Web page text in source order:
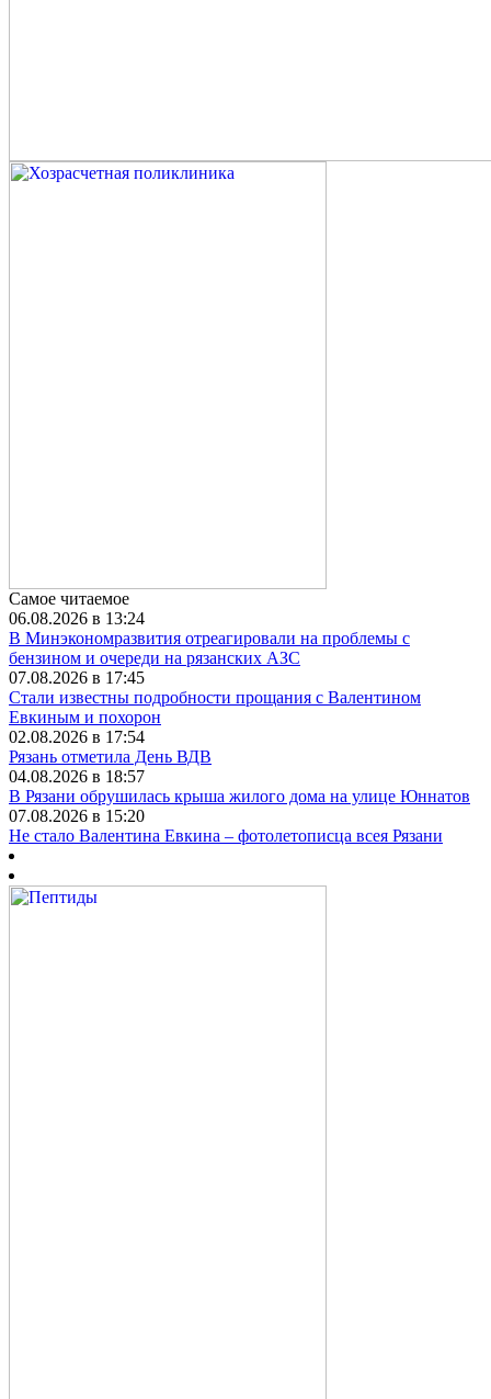
Самое читаемое
06.08.2026 в 13:24
В Минэкономразвития отреагировали на проблемы с
бензином и очереди на рязанских АЗС
07.08.2026 в 17:45
Стали известны подробности прощания с Валентином
Евкиным и похорон
02.08.2026 в 17:54
Рязань отметила День ВДВ
04.08.2026 в 18:57
В Рязани обрушилась крыша жилого дома на улице Юннатов
07.08.2026 в 15:20
Не стало Валентина Евкина – фотолетописца всея Рязани